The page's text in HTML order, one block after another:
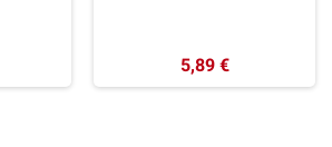
5,89 €